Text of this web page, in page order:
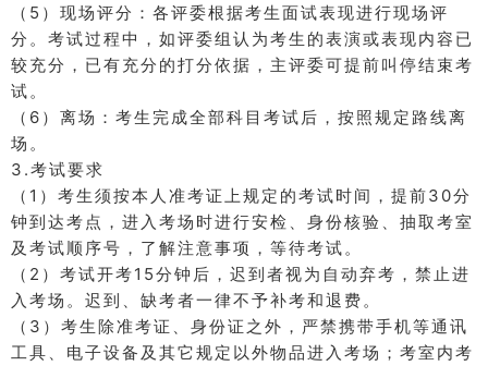
（5）现场评分： 各评委根据考生面试表现进行现场评
分。 考试过程中，如评委组认为考生的表演或表现内容已
较充分，已有充分的打分依据，主评委可提前叫停结束考
试。
（6）离场： 考生完成全部科目考试后，按照规定路线离
场。
3.考试要求
（1）考生须按本人准考证上规定的考试时间，提前30分
钟到达考点，进入考场时进行安检、身份核验、抽取考室
及考试顺序号，了解注意事项，等待考试。
（2）考试开考15分钟后，迟到者视为自动弃考，禁止进
入考场。 迟到、缺考者一律不予补考和退费。
（3）考生除准考证、身份证之外，严禁携带手机等通讯
工具、电子设备及其它规定以外物品进入考场； 考室内考